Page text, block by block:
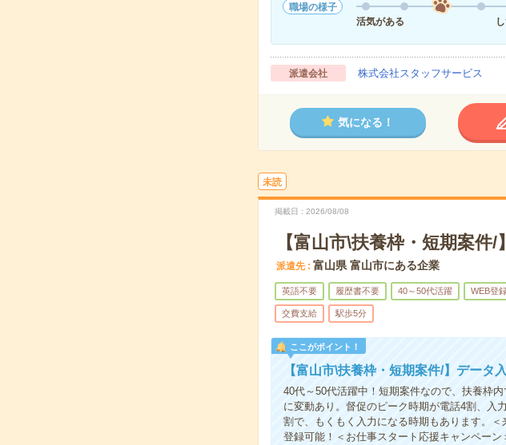
職場の様子
活気がある
派遣会社 株式会社スタッフサービス
気になる！
未読
掲載日 2026/08/08
【富山市\扶養枠・短期案
派遣先 富山県 富山市にある企業
英語不要 履歴書不要 40～50代活躍 WEB登
交費支給 駅歩5分
ここがポイント！
【富山市\扶養枠・短期案件/】データ
40代～50代活躍中！短期案件なので、扶養枠
に変動あり。督促のピーク時期が電話4割、入
割で、もくもく入力になる時期もあります。
登録可能！＜お仕事スタート応援キャンペー